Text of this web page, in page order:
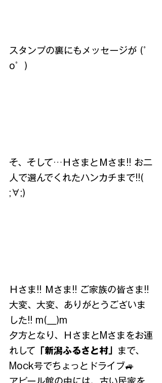
スタンプの裏にもメッセージが (゜
o゜)
そ、そして…ＨさまとＭさま!! お二
人で選んでくれたハンカチまで!!(
;∀;)
Ｈさま!! Ｍさま!! ご家族の皆さま!!
大変、大変、ありがとうございま
した!! m(__)m
夕方となり、ＨさまとMさまをお連
れして 「新潟ふるさと村」
まで、
Mock号でちょっとドライブ🚙
アピール館の中には、古い民家を